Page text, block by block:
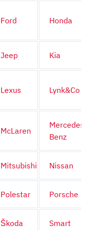
Ford Honda
Jeep Kia
Lexus Lynk&Co
McLaren
Mercedes-
Benz
Mitsubishi Nissan
Polestar Porsche
Škoda Smart